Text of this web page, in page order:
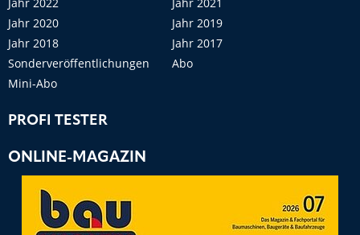
Jahr 2020
Jahr 2019
Jahr 2018
Jahr 2017
Sonderveröffentlichungen
Abo
Mini-Abo
PROFI TESTER
ONLINE-MAGAZIN